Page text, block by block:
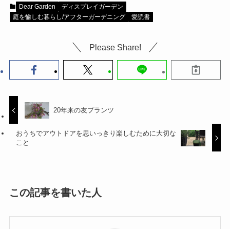
Dear Garden
ディスプレイガーデン
庭を愉しむ暮らし/アフターガーデニング
愛読書
Please Share!
20年来の友プランツ
おうちでアウトドアを思いっきり楽しむために大切な
こと
この記事を書いた人